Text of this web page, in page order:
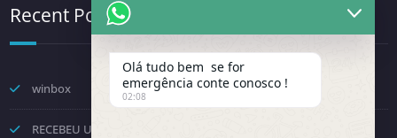
Recent Posts
winbox
RECEBEU UMA NOTIFICAÇÃO DA FENINFRA? NÃO TOME
Olá tudo bem se for
emergência conte conosco !
02:08